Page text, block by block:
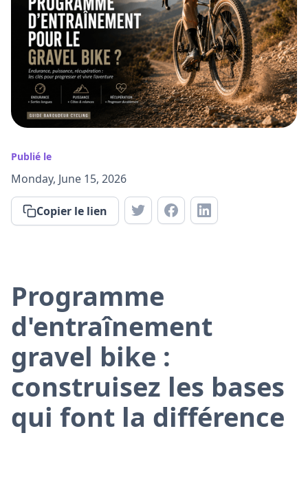
Publié le
Monday, June 15, 2026
Copier le lien
Programme
d'entraînement
gravel bike :
construisez les bases
qui font la différence